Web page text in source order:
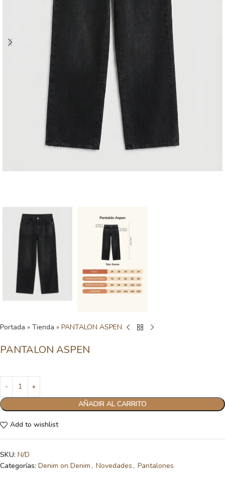
Portada » Tienda » PANTALON ASPEN
PANTALON ASPEN
AÑADIR AL CARRITO
Add to wishlist
SKU: N/D
Categorías: Denim on Denim , Novedades , Pantalones